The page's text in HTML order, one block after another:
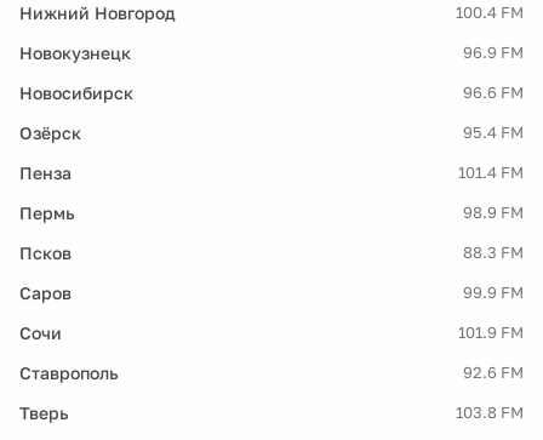
Нижний Новгород 100.4 FM
Новокузнецк 96.9 FM
Новосибирск 96.6 FM
Озёрск 95.4 FM
Пенза 101.4 FM
Пермь 98.9 FM
Псков 88.3 FM
Саров 99.9 FM
Сочи 101.9 FM
Ставрополь 92.6 FM
Тверь 103.8 FM